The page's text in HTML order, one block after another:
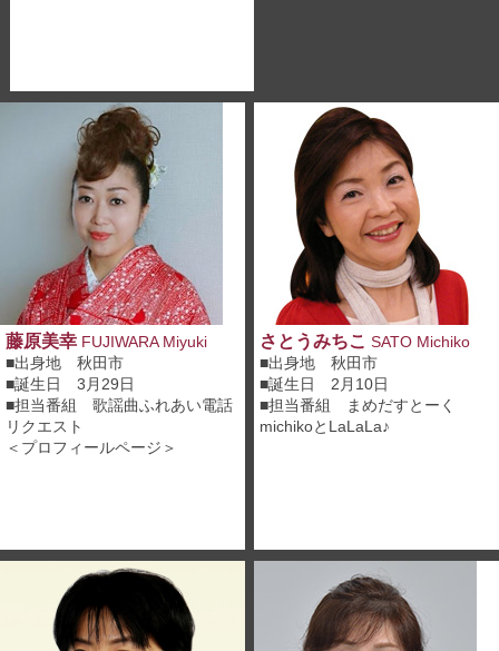
藤原美幸 FUJIWARA Miyuki
■出身地 秋田市
■誕生日 3月29日
■担当番組 歌謡曲ふれあい電話
リクエスト
＜プロフィールページ＞
さとうみちこ SATO Michiko
■出身地 秋田市
■誕生日 2月10日
■担当番組
まめだすとーく
michikoとLaLaLa♪